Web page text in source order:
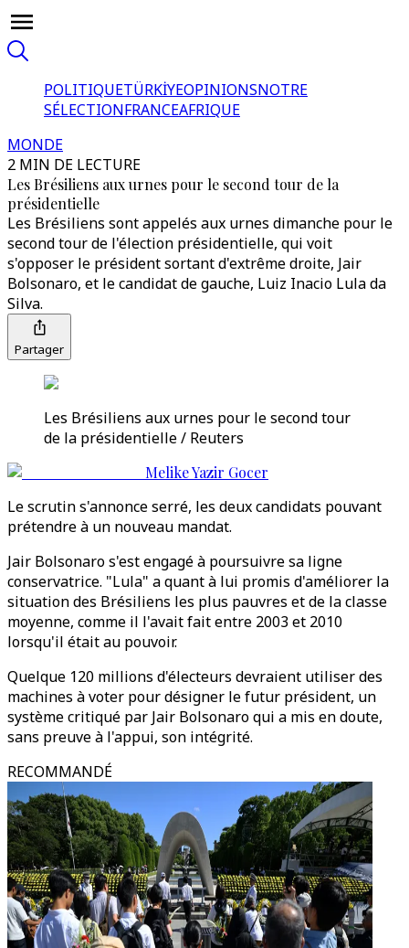
POLITIQUETÜRKİYEOPINIONSNOTRE
SÉLECTIONFRANCEAFRIQUE
MONDE
2 MIN DE LECTURE
Les Brésiliens aux urnes pour le second tour de la
présidentielle
Les Brésiliens sont appelés aux urnes dimanche pour le
second tour de l'élection présidentielle, qui voit
s'opposer le président sortant d'extrême droite, Jair
Bolsonaro, et le candidat de gauche, Luiz Inacio Lula da
Silva.
Partager
Les Brésiliens aux urnes pour le second tour
de la présidentielle / Reuters
Melike Yazir Gocer
Le scrutin s'annonce serré, les deux candidats pouvant
prétendre à un nouveau mandat.
Jair Bolsonaro s'est engagé à poursuivre sa ligne
conservatrice. "Lula" a quant à lui promis d'améliorer la
situation des Brésiliens les plus pauvres et de la classe
moyenne, comme il l'avait fait entre 2003 et 2010
lorsqu'il était au pouvoir.
Quelque 120 millions d'électeurs devraient utiliser des
machines à voter pour désigner le futur président, un
système critiqué par Jair Bolsonaro qui a mis en doute,
sans preuve à l'appui, son intégrité.
RECOMMANDÉ